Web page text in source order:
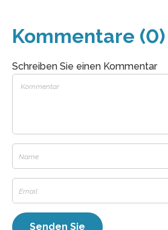
Kommentare (0)
Schreiben Sie einen Kommentar